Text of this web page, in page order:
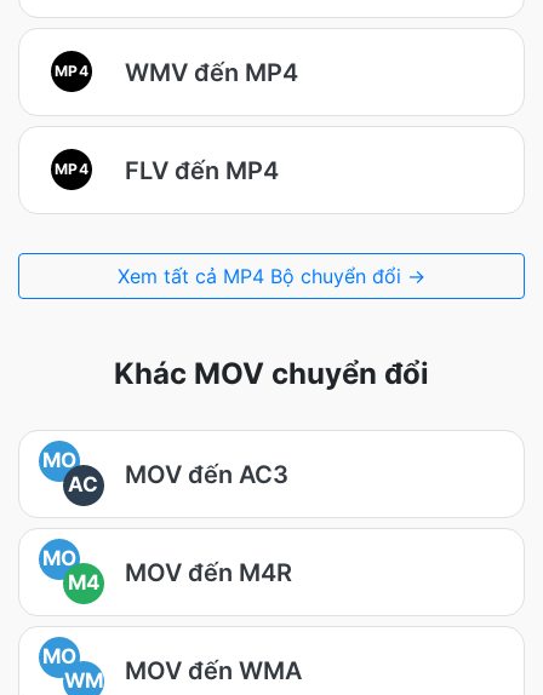
MP4 WMV đến MP4
MP4 FLV đến MP4
Xem tất cả MP4 Bộ chuyển đổi →
Khác MOV chuyển đổi
MO
AC
MOV đến AC3
MO
M4
MOV đến M4R
MO
WM
MOV đến WMA